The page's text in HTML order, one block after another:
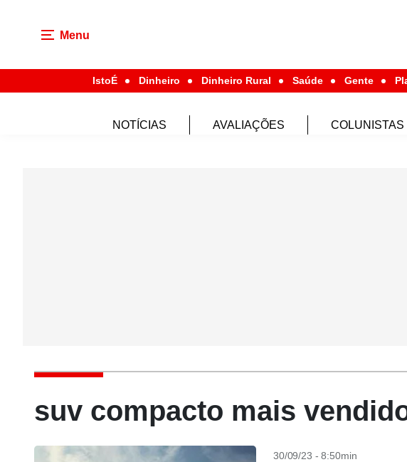
Menu
IstoÉ Dinheiro Dinheiro Rural Saúde Gente
NOTÍCIAS AVALIAÇÕES COLUNISTAS
suv compacto mais
30/09/23 - 8:50min